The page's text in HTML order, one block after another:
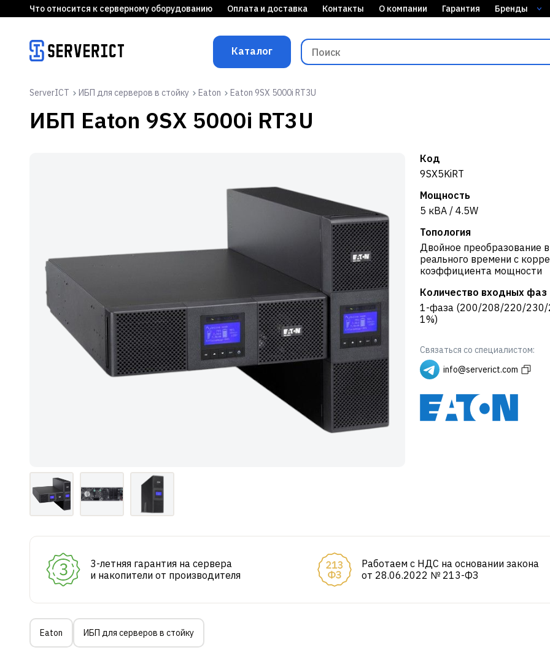
Что относится к серверному оборудованию Оплата и доставка Контакты О компании Гарантия Бренды
Каталог
ServerICT ИБП для серверов в стойку Eaton Eaton 9SX 5000i RT3U
ИБП Eaton 9SX 5000i RT3U
Код
9SX5KiRT
Мощность
5 кВА / 4.5W
Топология
Двойное преобразование
реального времени с
коэффициента мощности
Количество входных фаз
1-фаза (200/208/220/230/
1%)
Связаться со специалистом:
info@serverict.com
3-летняя гарантия на сервера
и накопители от производителя
Работаем с НДС на основании закона
от 28.06.2022 № 213-ФЗ
Eaton ИБП для серверов в стойку